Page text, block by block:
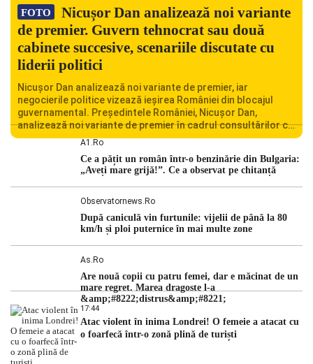
FOTO
Nicușor Dan analizează noi variante
de premier. Guvern tehnocrat sau două
cabinete succesive, scenariile discutate cu
liderii politici
Nicușor Dan analizează noi variante de premier, iar
negocierile politice vizează ieșirea României din blocajul
guvernamental. Președintele României, Nicușor Dan,
analizează noi variante de premier în cadrul consultărilor cu
liderii politici. Ciprian Ciucu vorbește despre scenariul unui
succesive. Nicușor Dan analizează noi variante de premier
România traversează […]
A1.ro
Ce a pățit un român într-o benzinărie din Bulgaria:
„Aveți mare grijă!”. Ce a observat pe chitanță
Observatornews.ro
După caniculă vin furtunile: vijelii de până la 80
km/h și ploi puternice în mai multe zone
As.ro
Are nouă copii cu patru femei, dar e măcinat de un
mare regret. Marea dragoste l-a
&amp;#8222;distrus&amp;#8221;
17:44
Atac violent în inima Londrei! O femeie a atacat cu
o foarfecă într-o zonă plină de turiști